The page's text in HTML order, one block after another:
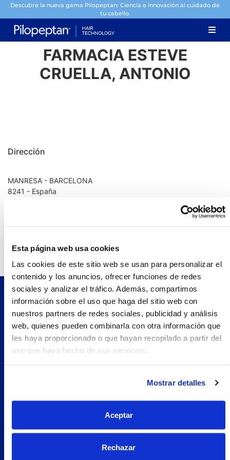
Esta página web usa cookies
Las cookies de este sitio web se usan para personalizar el
contenido y los anuncios, ofrecer funciones de redes
sociales y analizar el tráfico. Además, compartimos
información sobre el uso que haga del sitio web con
nuestros partners de redes sociales, publicidad y análisis
web, quienes pueden combinarla con otra información que
les haya proporcionado o que hayan recopilado a partir del
uso que haya hecho de sus servicios.
Mostrar detalles
Aceptar
Rechazar
Descubre la nueva gama Pilopeptan: Ciencia e innovación al cuidado de
tu cabello.
FARMACIA ESTEVE
CRUELLA, ANTONIO
Dirección
MANRESA - BARCELONA
8241 - España
Teléfono: 938720509.0
Pilopeptan es una marca de Laboratorio Genové.
Avenida Carrilet 293-297, 08907.
Hospitalet de Llobregat, Barcelona (España)
Navegación
Soluciones